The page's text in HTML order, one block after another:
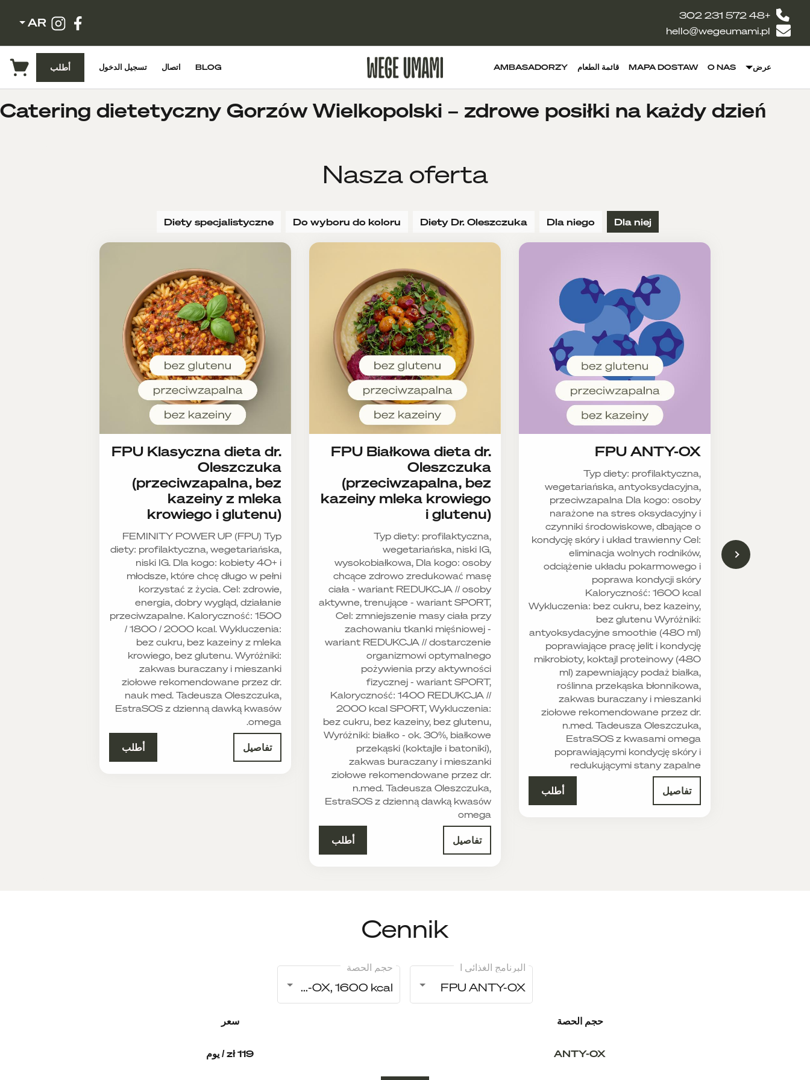
+48 572 231 302
hello@wegeumami.pl
AR
عرض O NAS
MAPA DOSTAW قائمة الطعام AMBASADORZY
BLOG اتصال تسجيل الدخول أطلب
Catering dietetyczny Gorzów Wielkopolski – zdrowe posiłki na każdy dzień
Nasza oferta
Dla niej
Dla niego
Diety Dr. Oleszczuka
Do wyboru do koloru
Diety specjalistyczne
FPU ANTY-OX
Typ diety: profilaktyczna,
wegetariańska, antyoksydacyjna,
przeciwzapalna Dla kogo: osoby
narażone na stres oksydacyjny i
czynniki środowiskowe, dbające o
kondycję skóry i układ trawienny Cel:
eliminacja wolnych rodników,
odciążenie układu pokarmowego i
poprawa kondycji skóry
Kaloryczność: 1600 kcal
Wykluczenia: bez cukru, bez kazeiny,
bez glutenu Wyróżniki:
antyoksydacyjne smoothie (480 ml)
poprawiające pracę jelit i kondycję
mikrobioty, koktajl proteinowy (480
ml) zapewniający podaż białka,
roślinna przekąska błonnikowa,
zakwas buraczany i mieszanki
ziołowe rekomendowane przez dr.
n.med. Tadeusza Oleszczuka,
EstraSOS z kwasami omega
poprawiającymi kondycję skóry i
redukującymi stany zapalne
تفاصيل أطلب
FPU Białkowa dieta dr.
Oleszczuka
(przeciwzapalna, bez
kazeiny mleka krowiego
i glutenu)
Typ diety: profilaktyczna,
wegetariańska, niski IG,
wysokobiałkowa, Dla kogo: osoby
chcące zdrowo zredukować masę
ciała - wariant REDUKCJA // osoby
aktywne, trenujące - wariant SPORT,
Cel: zmniejszenie masy ciała przy
zachowaniu tkanki mięśniowej -
wariant REDUKCJA // dostarczenie
organizmowi optymalnego
pożywienia przy aktywności
fizycznej - wariant SPORT,
Kaloryczność: 1400 REDUKCJA //
2000 kcal SPORT, Wykluczenia:
bez cukru, bez kazeiny, bez glutenu,
Wyróżniki: białko - ok. 30%, białkowe
przekąski (koktajle i batoniki),
zakwas buraczany i mieszanki
ziołowe rekomendowane przez dr.
n.med. Tadeusza Oleszczuka,
EstraSOS z dzienną dawką kwasów
omega
تفاصيل أطلب
FPU Klasyczna dieta dr.
Oleszczuka
(przeciwzapalna, bez
kazeiny z mleka
krowiego i glutenu)
FEMINITY POWER UP (FPU) Typ
diety: profilaktyczna, wegetariańska,
niski IG. Dla kogo: kobiety 40+ i
młodsze, które chcę długo w pełni
korzystać z życia. Cel: zdrowie,
energia, dobry wygląd, działanie
przeciwzapalne. Kaloryczność: 1500
/ 1800 / 2000 kcal. Wykluczenia:
bez cukru, bez kazeiny z mleka
krowiego, bez glutenu. Wyróżniki:
zakwas buraczany i mieszanki
ziołowe rekomendowane przez dr.
nauk med. Tadeusza Oleszczuka,
EstraSOS z dzienną dawką kwasów
omega.
تفاصيل أطلب
Cennik
FPU ANTY-OX
البرنامج الغذائي ا
ANTY-OX, 1600 kcal
حجم الحصة
حجم الحصة سعر
ANTY-OX 119 zł / يوم